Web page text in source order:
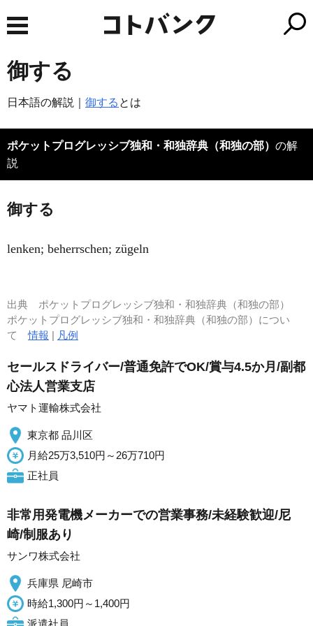
御する
日本語の解説｜ 御する とは
ポケットプログレッシブ独和・和独辞典（和独の部） の解
説
御する
lenken; beherrschen; zügeln
出典 ポケットプログレッシブ独和・和独辞典（和独の部）
ポケットプログレッシブ独和・和独辞典（和独の部）につい
て情報 | 凡例
セールスドライバー/普通免許でOK/賞与4.5か月/副都
心法人営業支店
ヤマト運輸株式会社
東京都 品川区
月給25万3,510円～26万710円
正社員
非常用発電機メーカーでの営業事務/未経験歓迎/尼
崎/制服あり
サンワ株式会社
兵庫県 尼崎市
時給1,300円～1,400円
派遣社員